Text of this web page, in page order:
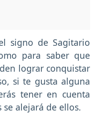
signo de Sagitario
para saber que
lograr conquistar
si te gusta alguna
tener en cuenta
alejará de ellos.